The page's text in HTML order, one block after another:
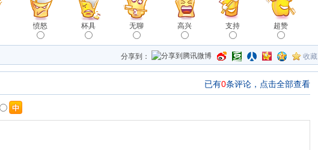
愤怒 杯具 无聊 高兴 支持 超赞
分享到： 收藏